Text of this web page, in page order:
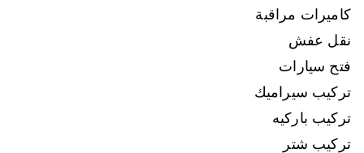
كاميرات مراقبة
نقل عفش
فتح سيارات
تركيب سيراميك
تركيب باركيه
تركيب شتر